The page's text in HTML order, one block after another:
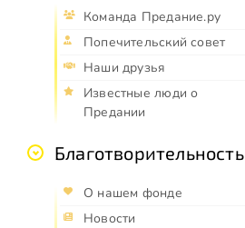
Команда Предание.ру
Попечительский совет
Наши друзья
Известные люди о
Предании
Благотворительность
О нашем фонде
Новости